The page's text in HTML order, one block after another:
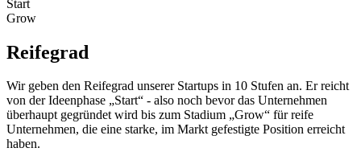
Start
Grow
Reifegrad
Wir geben den Reifegrad unserer Startups in 10 Stufen an. Er reicht
von der Ideenphase „Start“ - also noch bevor das Unternehmen
überhaupt gegründet wird bis zum Stadium „Grow“ für reife
Unternehmen, die eine starke, im Markt gefestigte Position erreicht
haben.